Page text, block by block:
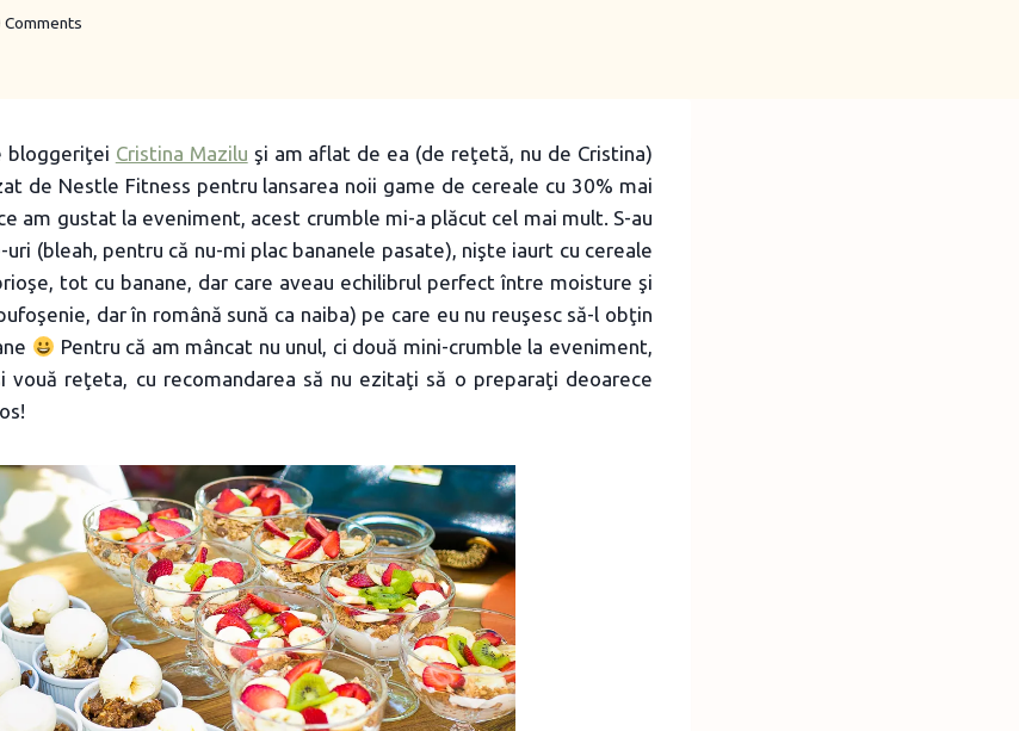
Comments
bloggeriţei Cristina Mazilu şi am aflat de ea (de reţetă, nu de Cristina)
de Nestle Fitness pentru lansarea noii game de cereale cu 30% mai
am gustat la eveniment, acest crumble mi-a plăcut cel mai mult. S-au
(bleah, pentru că nu-mi plac bananele pasate), nişte iaurt cu cereale
tot cu banane, dar care aveau echilibrul perfect între moisture şi
dar în română sună ca naiba) pe care eu nu reuşesc să-l obţin
Pentru că am mâncat nu unul, ci două mini-crumble la eveniment,
vouă reţeta, cu recomandarea să nu ezitaţi să o preparaţi deoarece